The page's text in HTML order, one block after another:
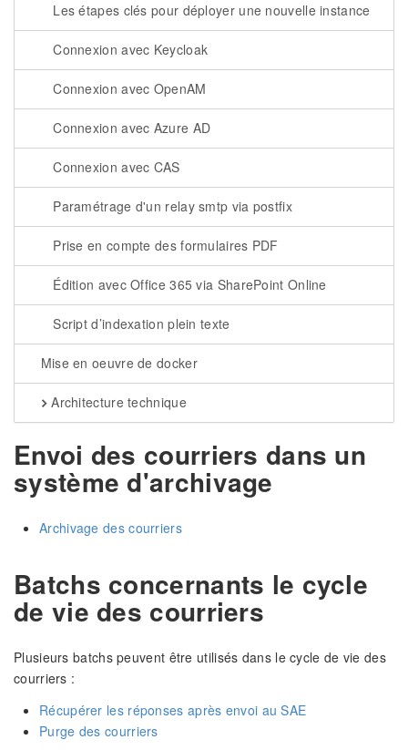
Les étapes clés pour déployer une nouvelle instance
Connexion avec Keycloak
Connexion avec OpenAM
Connexion avec Azure AD
Connexion avec CAS
Paramétrage d'un relay smtp via postfix
Prise en compte des formulaires PDF
Édition avec Office 365 via SharePoint Online
Script d’indexation plein texte
Mise en oeuvre de docker
Architecture technique
Envoi des courriers dans un
système d'archivage
Archivage des courriers
Batchs concernants le cycle
de vie des courriers
Plusieurs batchs peuvent être utilisés dans le cycle de vie des
courriers :
Récupérer les réponses après envoi au SAE
Purge des courriers